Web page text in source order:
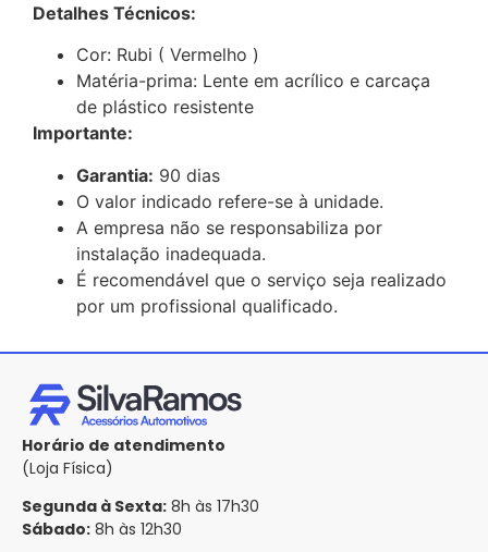
Detalhes Técnicos:
Cor: Rubi ( Vermelho )
Matéria-prima: Lente em acrílico e carcaça
de plástico resistente
Importante:
Garantia: 90 dias
O valor indicado refere-se à unidade.
A empresa não se responsabiliza por
instalação inadequada.
É recomendável que o serviço seja realizado
por um profissional qualificado.
Horário de atendimento
(Loja Física)
Segunda à Sexta: 8h às 17h30
Sábado: 8h às 12h30